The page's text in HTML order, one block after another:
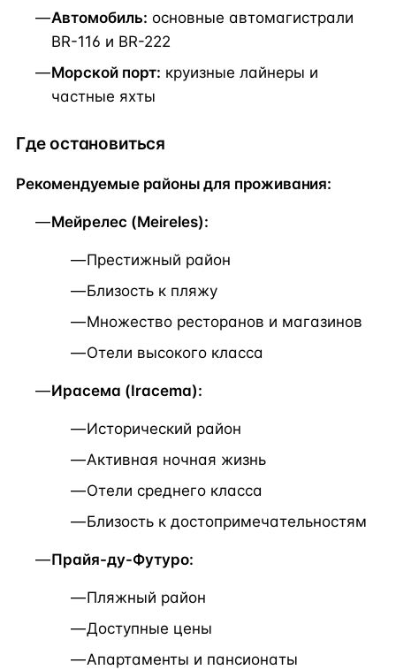
Автомобиль: основные автомагистрали
BR-116 и BR-222
Морской порт: круизные лайнеры и
частные яхты
Где остановиться
Рекомендуемые районы для проживания:
Мейрелес (Meireles):
Престижный район
Близость к пляжу
Множество ресторанов и магазинов
Отели высокого класса
Ирасема (Iracema):
Исторический район
Активная ночная жизнь
Отели среднего класса
Близость к достопримечательностям
Прайя-ду-Футуро:
Пляжный район
Доступные цены
Апартаменты и пансионаты